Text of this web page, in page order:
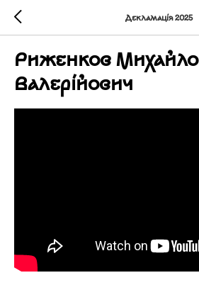
Декламація 2025
Риженков Михайло
Валерійович